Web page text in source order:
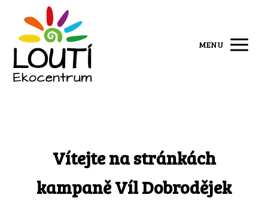
MENU
Vítejte na stránkách
kampaně Víl Dobrodějek